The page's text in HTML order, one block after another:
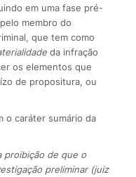
em uma fase pré-
membro do
que tem como
da infração
os elementos que
de propositura, ou
o caráter sumário da
proibição de que o
preliminar (juiz